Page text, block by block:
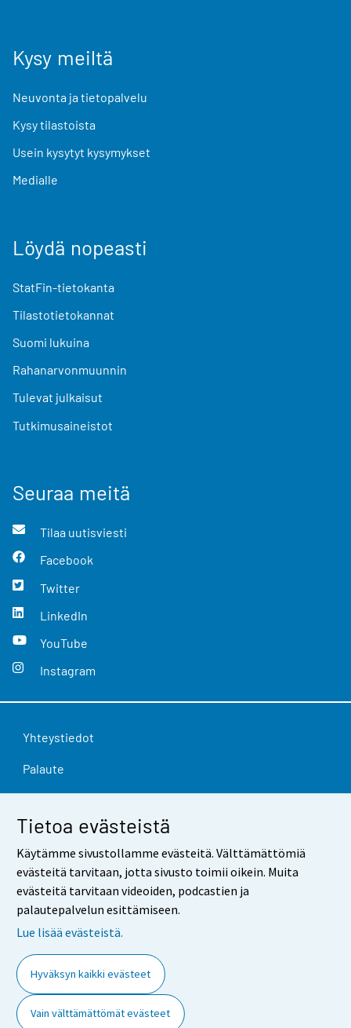
Tietoa evästeistä
Käytämme sivustollamme evästeitä. Välttämättömiä
evästeitä tarvitaan, jotta sivusto toimii oikein. Muita
evästeitä tarvitaan videoiden, podcastien ja
palautepalvelun esittämiseen.
Lue lisää evästeistä.
Hyväksyn kaikki evästeet
Vain välttämättömät evästeet
Kysy meiltä
Neuvonta ja tietopalvelu
Kysy tilastoista
Usein kysytyt kysymykset
Medialle
Löydä nopeasti
StatFin-tietokanta
Tilastotietokannat
Suomi lukuina
Rahanarvonmuunnin
Tulevat julkaisut
Tutkimusaineistot
Seuraa meitä
Tilaa uutisviesti
Facebook
Twitter
LinkedIn
YouTube
Instagram
Yhteystiedot
Palaute
Tietosuoja
Saavutettavuus
Tietoa sivustosta
Evästeasetukset